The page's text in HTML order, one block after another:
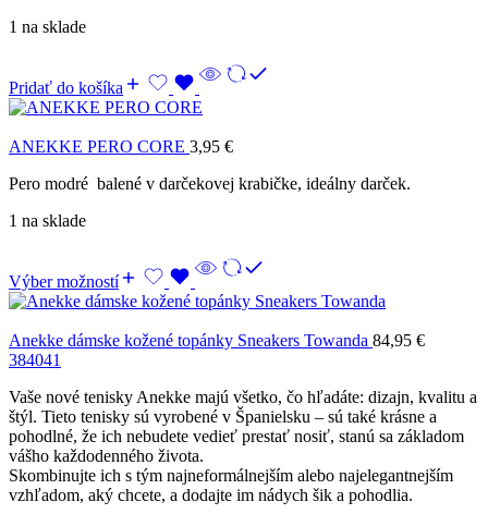
1 na sklade
Pridať do košíka
ANEKKE PERO CORE 3,95 €
Pero modré balené v darčekovej krabičke, ideálny darček.
1 na sklade
Výber možností
Anekke dámske kožené topánky Sneakers Towanda 84,95 €
384041
Vaše nové tenisky Anekke majú všetko, čo hľadáte: dizajn, kvalitu a
štýl. Tieto tenisky sú vyrobené v Španielsku – sú také krásne a
pohodlné, že ich nebudete vedieť prestať nosiť, stanú sa základom
vášho každodenného života.
Skombinujte ich s tým najneformálnejším alebo najelegantnejším
vzhľadom, aký chcete, a dodajte im nádych šik a pohodlia.